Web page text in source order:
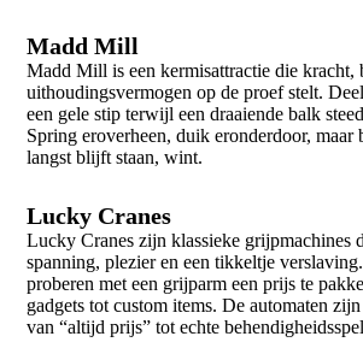
Madd Mill
Madd Mill is een kermisattractie die kracht,
uithoudingsvermogen op de proef stelt.
een gele stip terwijl een draaiende balk
Spring eroverheen, duik eronderdoor, maar
langst blijft staan, wint.
Lucky Cranes
Lucky Cranes zijn klassieke grijpmachines
spanning, plezier en een tikkeltje
proberen met een grijparm een prijs te
gadgets tot custom items. De automaten
van “altijd prijs” tot echte